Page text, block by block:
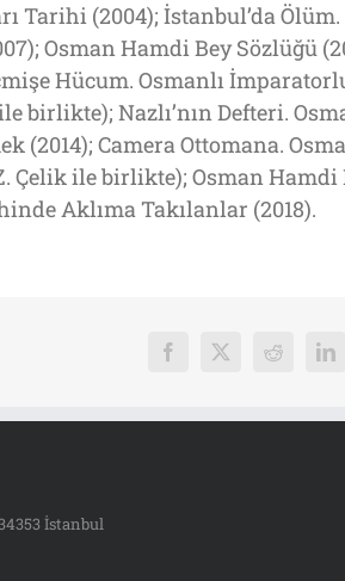
(2004); İstanbul’da
Osman Hamdi Bey Sözlüğü
Hücum. Osmanlı
birlikte); Nazlı’nın Defteri.
(2014); Camera Ottomana.
Çelik ile birlikte); Osman
Aklıma Takılanlar (2018).
Facebook
X Reddit
İstanbul